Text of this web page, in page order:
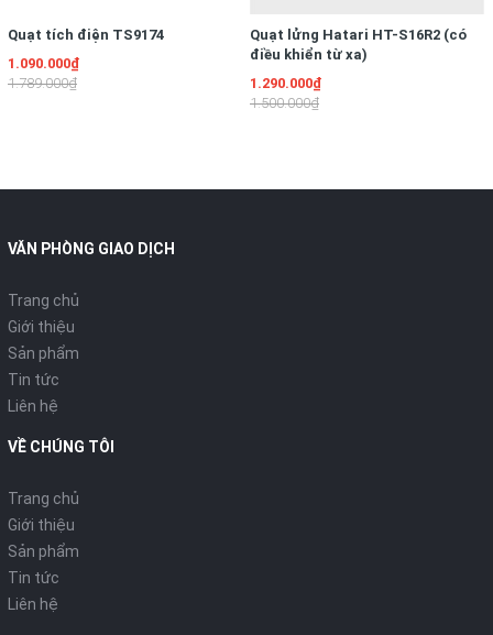
Kích thước nồi cơm điện (RxSxC) mm: 305 x 400 x 240
CHỨC NĂNG NẤU NỒI CƠM ĐIỆN
Cơm nếp: Có
Canh: -
Hầm: Có
Hấp - nồi cơm điện:-
Làm bánh: Có
CHỨC NĂNG THUẬN TIỆN NỒI CƠM ĐIỆN
Quạt tích điện TS9174
1.090.000₫
1.789.000₫
Quạt lửng Hatari HT-S16R2 (có
điều khiển từ xa)
1.290.000₫
1.500.000₫
VĂN PHÒNG GIAO DỊCH
Trang chủ
Giới thiệu
Sản phẩm
Tin tức
Liên hệ
VỀ CHÚNG TÔI
Trang chủ
Giới thiệu
Sản phẩm
Tin tức
Liên hệ